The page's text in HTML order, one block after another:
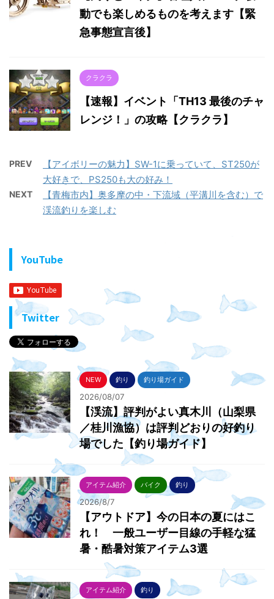
動でも楽しめるものを考えます【緊
急事態宣言後】
クラクラ
【速報】イベント「TH13 最後のチャ
レンジ！」の攻略【クラクラ】
PREV
【アイボリーの魅力】SW-1に乗っていて、ST250が
大好きで、PS250も大の好み！
NEXT
【青梅市内】奥多摩の中・下流域（平溝川を含む）で
渓流釣りを楽しむ
YouTube
Twitter
NEW 釣り 釣り場ガイド
2026/08/07
【渓流】評判がよい真木川（山梨県
／桂川漁協）は評判どおりの好釣り
場でした【釣り場ガイド】
アイテム紹介 バイク 釣り
2026/8/7
【アウトドア】今の日本の夏にはこ
れ！ 一般ユーザー目線の手軽な猛
暑・酷暑対策アイテム3選
アイテム紹介 釣り